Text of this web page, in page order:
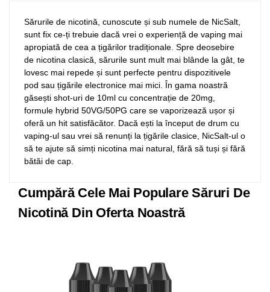
Sărurile de nicotină, cunoscute și sub numele de NicSalt,
sunt fix ce-ți trebuie dacă vrei o experiență de vaping mai
apropiată de cea a țigărilor tradiționale. Spre deosebire
de nicotina clasică, sărurile sunt mult mai blânde la gât, te
lovesc mai repede și sunt perfecte pentru dispozitivele
pod sau țigările electronice mai mici. În gama noastră
găsești shot-uri de 10ml cu concentrație de 20mg,
formule hybrid 50VG/50PG care se vaporizează ușor și
oferă un hit satisfăcător. Dacă ești la început de drum cu
vaping-ul sau vrei să renunți la țigările clasice, NicSalt-ul o
să te ajute să simți nicotina mai natural, fără să tuși și fără
bătăi de cap.
Cumpără Cele Mai Populare Săruri De
Nicotină Din Oferta Noastră